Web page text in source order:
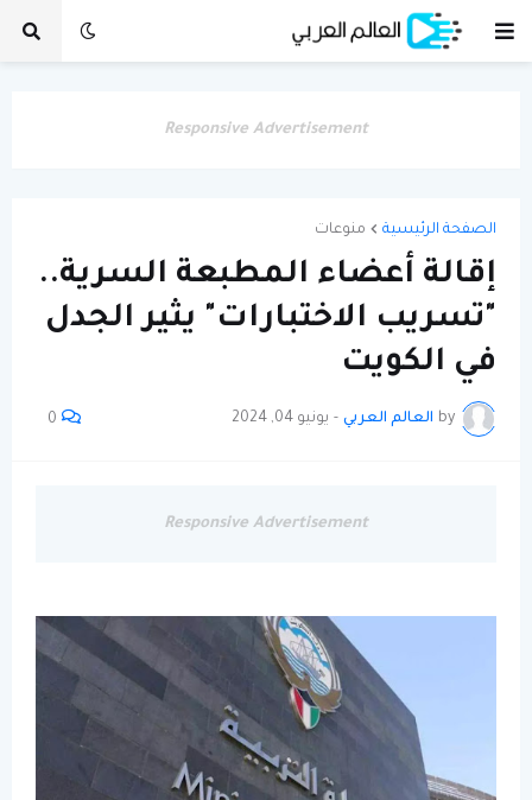
Responsive Advertisement
الصفحة الرئيسية منوعات
إقالة أعضاء المطبعة السرية..
"تسريب الاختبارات" يثير الجدل
في الكويت
by العالم العربي - يونيو 04, 2024 0
Responsive Advertisement